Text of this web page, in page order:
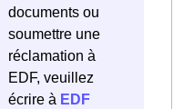
documents ou
soumettre une
réclamation à
EDF, veuillez
écrire à EDF